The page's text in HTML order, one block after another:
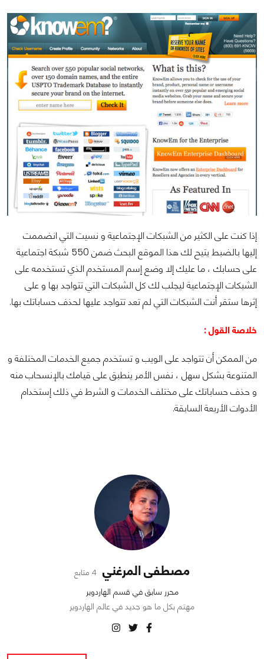
إذا كنت على الكثير من الشبكات الإجتماعية و نسيت التي انضممت
إليها بالضبط يتيح لك هذا الموقع البحث ضمن 550 شبكة اجتماعية
على حسابك ، ما عليك إلا وضع إسم المستخدم الذي تستخدمه على
الشبكات الإجتماعية ليجلب لك كل الشبكات التي تتواجد بها و على
إثرها ستقر أنت الشبكات التي لم تعد تتواجد عليها لحذف حساباتك بها.
خلاصة القول :
من الممكن أن تتواجد على الويب و تستخدم جميع الخدمات المختلفة و
المتنوعة بشكل سهل ، نفس الأمر ينطبق على قيامك بالإنسحاب منه
و حذف حساباتك على مختلف الخدمات و الشرط في ذلك إستخدام
الأدوات الأربعة السابقة.
مصطفى المرغني 4 متابع
محرر سابق في قسم الهاردوير
مهتم بكل ما هو جديد في عالم الهاردوير